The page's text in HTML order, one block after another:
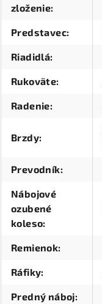
zloženie:
Predstavec:
Riadidlá:
Rukoväte:
Radenie:
Brzdy:
Prevodník:
Nábojové
ozubené
koleso:
Remienok:
Ráfiky:
Predný náboj: